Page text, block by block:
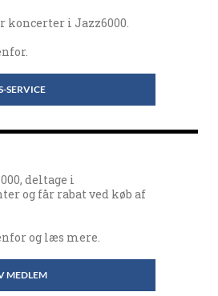
koncerter i Jazz6000.
SERVICE
deltage i
og får rabat ved køb af
og læs mere.
MEDLEM